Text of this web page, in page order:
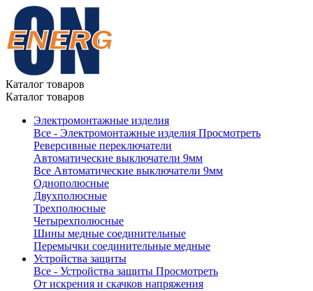
Каталог товаров
Каталог товаров
Электромонтажные изделия
Все - Электромонтажные изделия Просмотреть
Реверсивные переключатели
Автоматические выключатели 9мм
Все Автоматические выключатели 9мм
Однополюсные
Двухполюсные
Трехполюсные
Четырехполюсные
Шины медные соединительные
Перемычки соединительные медные
Устройства защиты
Все - Устройства защиты Просмотреть
От искрения и скачков напряжения